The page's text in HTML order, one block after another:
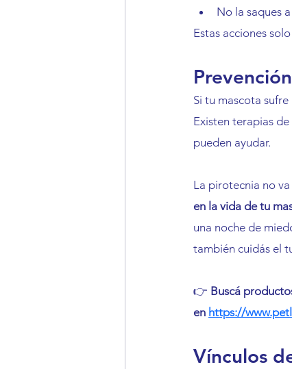
No la saques
Estas acciones
Si tu mascota
Existen terapias
pueden ayudar.
La pirotecnia no
en la vida de tu
una noche de
también cuidás el
👉 Buscá
en https://
Vínculos